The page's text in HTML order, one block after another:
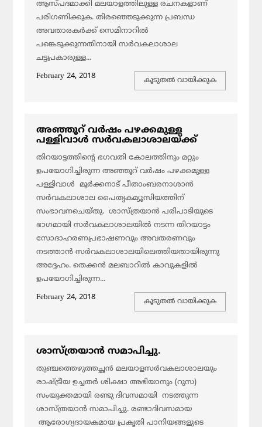
ആസ്പദമാക്കി മലയാളത്തിലുള്ള രചനകളാണ്
പരിഗണിക്കുക. തിരഞ്ഞെടുക്കുന്ന പ്രബന്ധ
അവതാരകര്‍ക്ക് സെമിനാറില്‍
പങ്കെടുക്കുന്നതിനായി സര്‍വകലാശാല
ചട്ടപ്രകാരുള്ള...
February 24, 2018
കൂടുതല്‍ വായിക്കുക
അഞ്ഞൂറ് വര്‍ഷം പഴക്കമുള്ള
പള്ളിവാള്‍ സര്‍വകലാശാലയ്ക്ക്
തിറയാട്ടത്തിന്റെ ഭഗവതി കോലത്തിനും മറ്റും
ഉപയോഗിച്ചിരുന്ന അഞ്ഞൂറ് വര്‍ഷം പഴക്കമുള്ള
പള്ളിവാള്‍ മൂര്‍ക്കനാട് പീതാംബരനാശാന്‍
സര്‍വകലാശാല പൈതൃകമ്യൂസിയത്തിന്
സംഭാവനചെയ്തു. ശാസ്ത്രയാന്‍ പരിപാടിയുടെ
ഭാഗമായി സര്‍വകലാശാലയില്‍ നടന്ന തിറയാട്ടം
സോദാഹരണപ്രഭാഷണവും അവതരണവും
നടത്താന്‍ സര്‍വകലാശാലയിലെത്തിയതായിരുന്നു
അദ്ദേഹം. തെക്കന്‍ മലബാറില്‍ കാവുകളില്‍
ഉപയോഗിച്ചിരുന്ന...
February 24, 2018
കൂടുതല്‍ വായിക്കുക
ശാസ്ത്രയാന്‍ സമാപിച്ചു.
തുഞ്ചത്തെഴുത്തച്ഛന്‍ മലയാളസര്‍വകലാശാലയും
രാഷ്ട്രീയ ഉച്ചതര്‍ ശിക്ഷാ അഭിയാനും (റുസ)
സംയുക്തമായി രണ്ടു ദിവസമായി നടത്തുന്ന
ശാസ്ത്രയാന്‍ സമാപിച്ചു. രണ്ടാദിവസമായ
ആരോഗ്യദായകമായ പ്രകൃതി പാനിയങ്ങളുടെ